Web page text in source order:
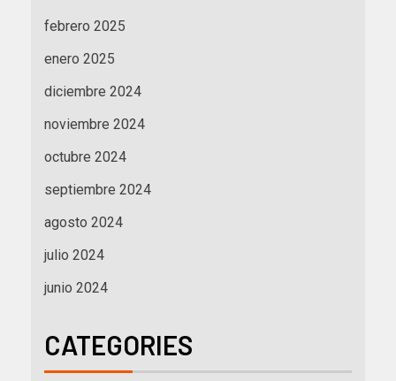
febrero 2025
enero 2025
diciembre 2024
noviembre 2024
octubre 2024
septiembre 2024
agosto 2024
julio 2024
junio 2024
CATEGORIES